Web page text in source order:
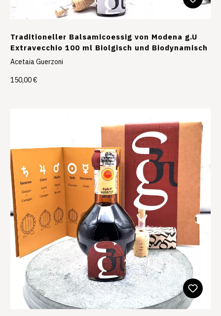
Traditioneller Balsamicoessig von Modena g.U
Extravecchio 100 ml Biolgisch und Biodynamisch
Acetaia Guerzoni
150,00 €